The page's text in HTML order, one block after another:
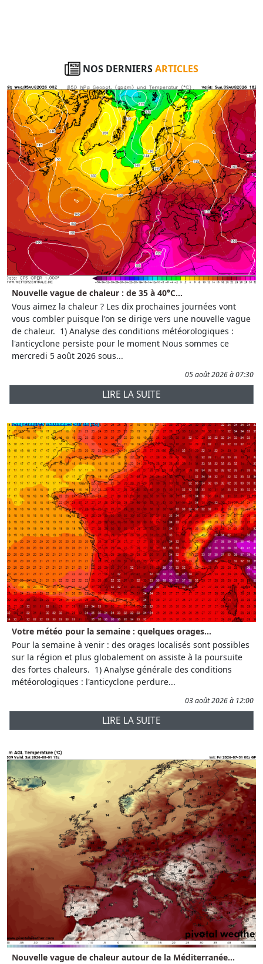
NOS DERNIERSARTICLES
Nouvelle vague de chaleur : de 35 à 40°C...
Vous aimez la chaleur ? Les dix prochaines journées vont
vous combler puisque l'on se dirige vers une nouvelle vague
de chaleur. 1) Analyse des conditions météorologiques :
l'anticyclone persiste pour le moment Nous sommes ce
mercredi 5 août 2026 sous...
05 août 2026 à 07:30
LIRE LA SUITE
Votre météo pour la semaine : quelques orages...
Pour la semaine à venir : des orages localisés sont possibles
sur la région et plus globalement on assiste à la poursuite
des fortes chaleurs. 1) Analyse générale des conditions
météorologiques : l'anticyclone perdure...
03 août 2026 à 12:00
LIRE LA SUITE
Nouvelle vague de chaleur autour de la Méditerranée...